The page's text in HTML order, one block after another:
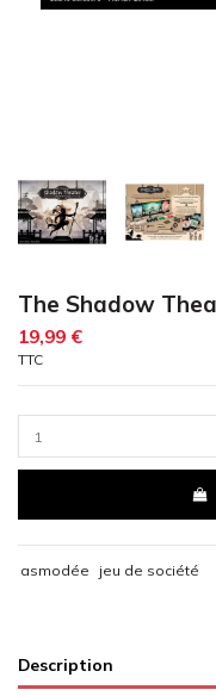
The Shadow
19,99 €
TTC
asmodée jeu de société
Description